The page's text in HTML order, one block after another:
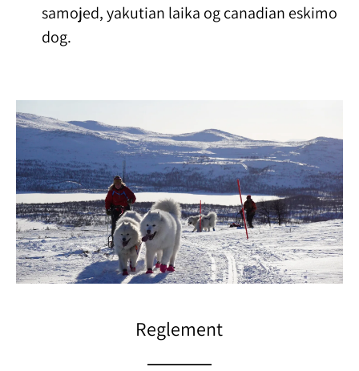
samojed, yakutian laika og canadian eskimo
dog.
Reglement